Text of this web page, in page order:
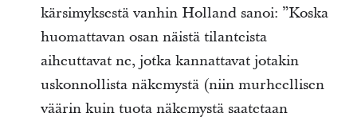
kärsimyksestä vanhin Holland sanoi: ”Koska
huomattavan osan näistä tilanteista
aiheuttavat ne, jotka kannattavat jotakin
uskonnollista näkemystä (niin murheellisen
väärin kuin tuota näkemystä saatetaan